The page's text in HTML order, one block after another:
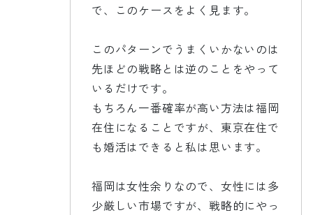
で、このケースをよく見ます。
このパターンでうまくいかないのは
先ほどの戦略とは逆のことをやって
いるだけです。
もちろん一番確率が高い方法は福岡
在住になることですが、東京在住で
も婚活はできると私は思います。
福岡は女性余りなので、女性には多
少厳しい市場ですが、戦略的にやっ